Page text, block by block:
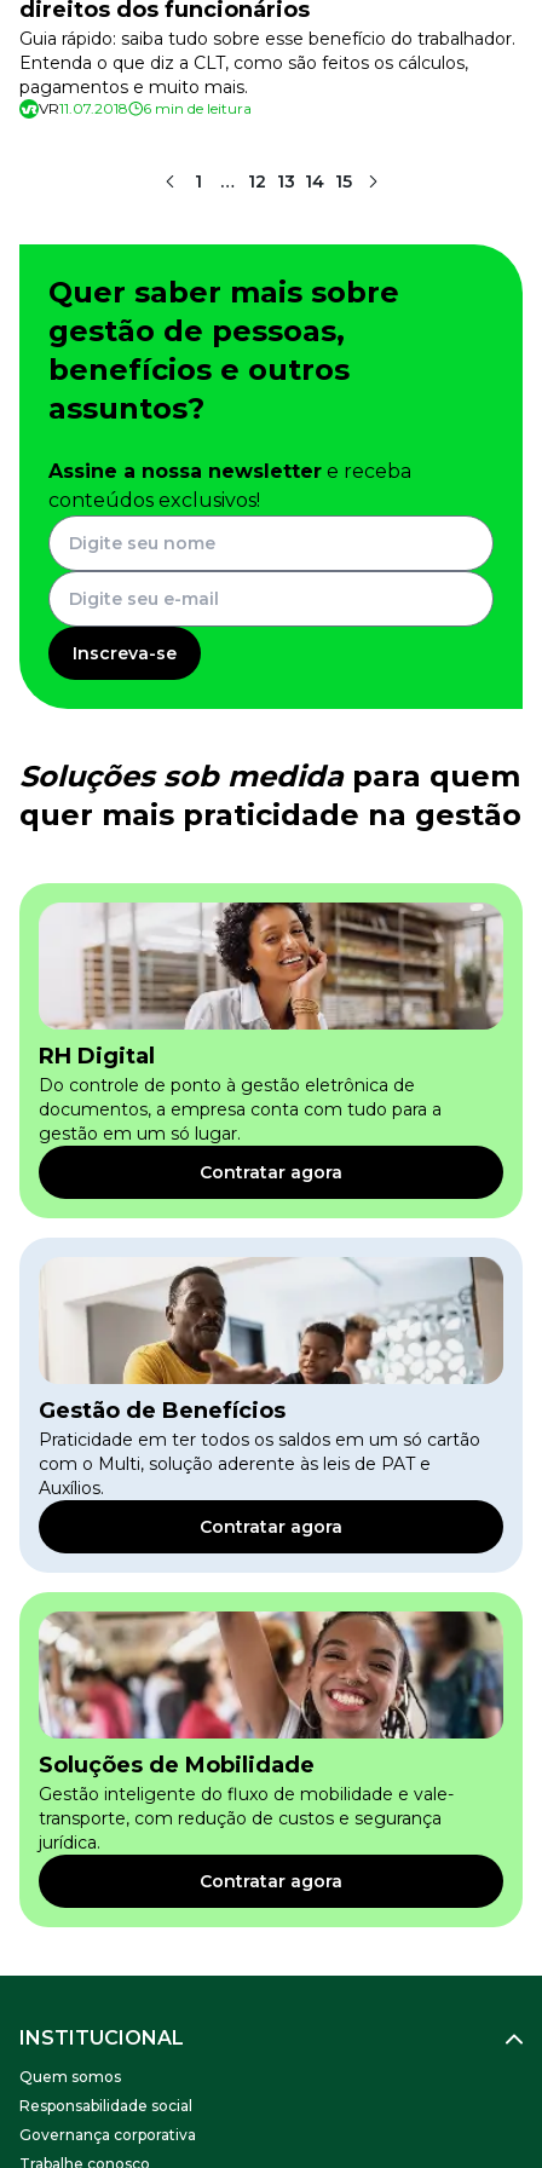
direitos dos funcionários
Guia rápido: saiba tudo sobre esse benefício do trabalhador.
Entenda o que diz a CLT, como são feitos os cálculos,
pagamentos e muito mais.
VR11.07.2018 6 min de leitura
1 … 12 13 14 15
Quer saber mais sobre
gestão de pessoas,
benefícios e outros
assuntos?
Assine a nossa newsletter e receba
conteúdos exclusivos!
Inscreva-se
Soluções sob medidapara quem
quer mais praticidade na gestão
RH Digital
Do controle de ponto à gestão eletrônica de
documentos, a empresa conta com tudo para a
gestão em um só lugar.
Contratar agora
Gestão de Benefícios
Praticidade em ter todos os saldos em um só cartão
com o Multi, solução aderente às leis de PAT e
Auxílios.
Contratar agora
Soluções de Mobilidade
Gestão inteligente do fluxo de mobilidade e vale-
transporte, com redução de custos e segurança
jurídica.
Contratar agora
INSTITUCIONAL
Quem somos
Responsabilidade social
Governança corporativa
Trabalhe conosco